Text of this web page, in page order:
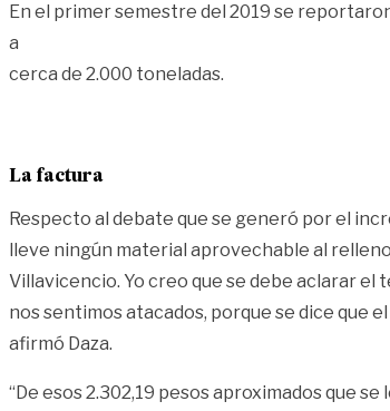
En el primer semestre del 2019 se
a
cerca de 2.000 toneladas.
La factura
Respecto al debate que se generó por el
lleve ningún material aprovechable al
Villavicencio. Yo creo que se debe aclarar el
nos sentimos atacados, porque se dice que
afirmó Daza.
“De esos 2.302,19 pesos aproximados que